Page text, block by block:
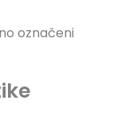
označeni